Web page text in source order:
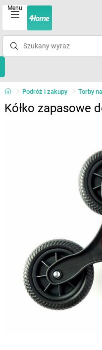
Menu
Podróż i zakupy Torby
Kółko zapasowe